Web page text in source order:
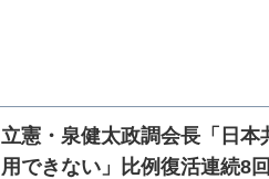
立憲・泉健太政調会長「日
用できない」比例復活連続8